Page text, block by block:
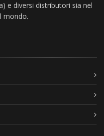
e diversi distributori sia nel
mondo.